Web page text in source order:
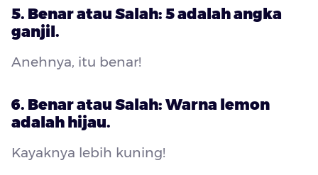
5. Benar atau Salah: 5 adalah angka
ganjil.
Anehnya, itu benar!
6. Benar atau Salah: Warna lemon
adalah hijau.
Kayaknya lebih kuning!